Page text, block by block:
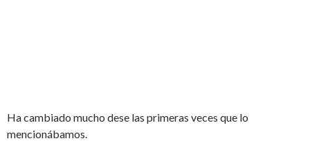
Ha cambiado mucho dese las primeras veces que lo
mencionábamos.